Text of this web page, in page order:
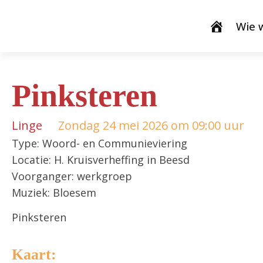
Wie
Pinksteren
Linge Zondag 24 mei 2026 om 09:00 uur
Type: Woord- en Communieviering
Locatie: H. Kruisverheffing in Beesd
Voorganger: werkgroep
Muziek: Bloesem
Pinksteren
Kaart: